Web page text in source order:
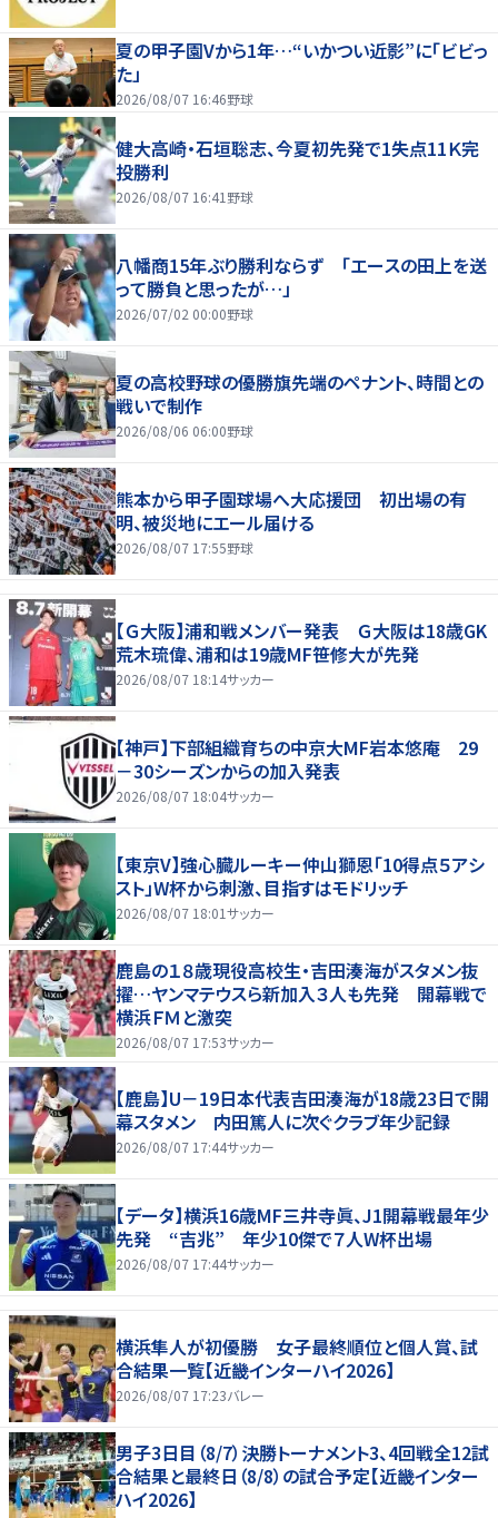
夏の甲子園Vから1年…“いかつい近影”に「ビビっ
た」
2026/08/07 16:46野球
健大高崎・石垣聡志、今夏初先発で1失点11Ｋ完
投勝利
2026/08/07 16:41 野球
八幡商15年ぶり勝利ならず 「エースの田上を送
って勝負と思ったが…」
2026/07/02 00:00野球
夏の高校野球の優勝旗先端のペナント、時間との
戦いで制作
2026/08/06 06:00野球
熊本から甲子園球場へ大応援団 初出場の有
明、被災地にエール届ける
2026/08/07 17:55野球
【Ｇ大阪】浦和戦メンバー発表 Ｇ大阪は18歳GK
荒木琉偉、浦和は19歳MF笹修大が先発
2026/08/07 18:14サッカー
【神戸】下部組織育ちの中京大MF岩本悠庵 29
－30シーズンからの加入発表
2026/08/07 18:04サッカー
【東京V】強心臓ルーキー仲山獅恩「10得点５アシ
スト」W杯から刺激、目指すはモドリッチ
2026/08/07 18:01サッカー
鹿島の１８歳現役高校生・吉田湊海がスタメン抜
擢…ヤンマテウスら新加入３人も先発 開幕戦で
横浜ＦＭと激突
2026/08/07 17:53サッカー
【鹿島】U－19日本代表吉田湊海が18歳23日で開
幕スタメン 内田篤人に次ぐクラブ年少記録
2026/08/07 17:44サッカー
【データ】横浜16歳MF三井寺眞、J1開幕戦最年少
先発 “吉兆” 年少10傑で７人W杯出場
2026/08/07 17:44サッカー
横浜隼人が初優勝 女子最終順位と個人賞、試
合結果一覧【近畿インターハイ2026】
2026/08/07 17:23バレー
男子3日目（8/7）決勝トーナメント3、4回戦全12試
合結果と最終日（8/8）の試合予定【近畿インター
ハイ2026】